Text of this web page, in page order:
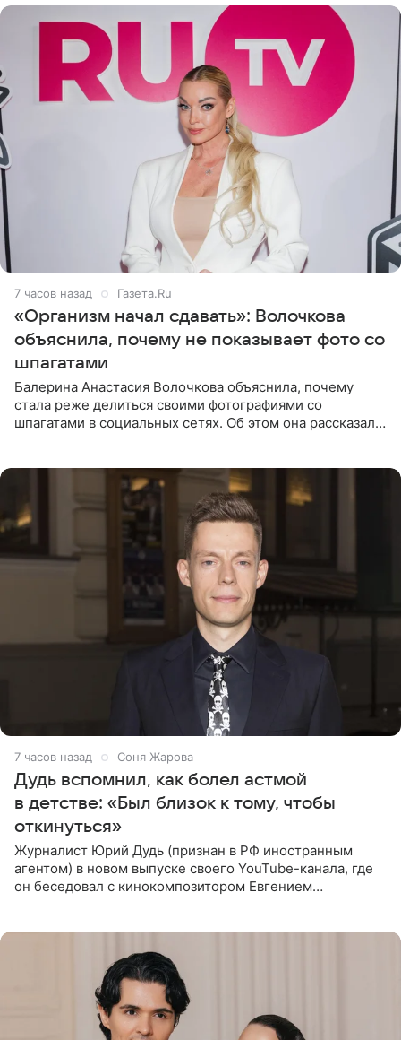
7 часов назад Газета.Ru
«Организм начал сдавать»: Волочкова
объяснила, почему не показывает фото со
шпагатами
Балерина Анастасия Волочкова объяснила, почему
стала реже делиться своими фотографиями со
шпагатами в социальных сетях. Об этом она рассказала
7 часов назад Соня Жарова
Дудь вспомнил, как болел астмой
в детстве: «Был близок к тому, чтобы
откинуться»
Журналист Юрий Дудь (признан в РФ иностранным
агентом) в новом выпуске своего YouTube-канала, где
он беседовал с кинокомпозитором Евгением